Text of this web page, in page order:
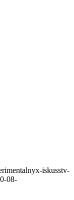
iskusstv-
08-